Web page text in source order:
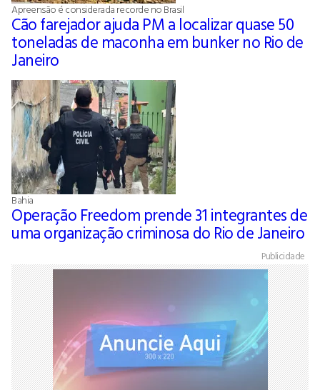
Apreensão é considerada recorde no Brasil
Cão farejador ajuda PM a localizar quase 50
toneladas de maconha em bunker no Rio de
Janeiro
Bahia
Operação Freedom prende 31 integrantes de
uma organização criminosa do Rio de Janeiro
Publicidade